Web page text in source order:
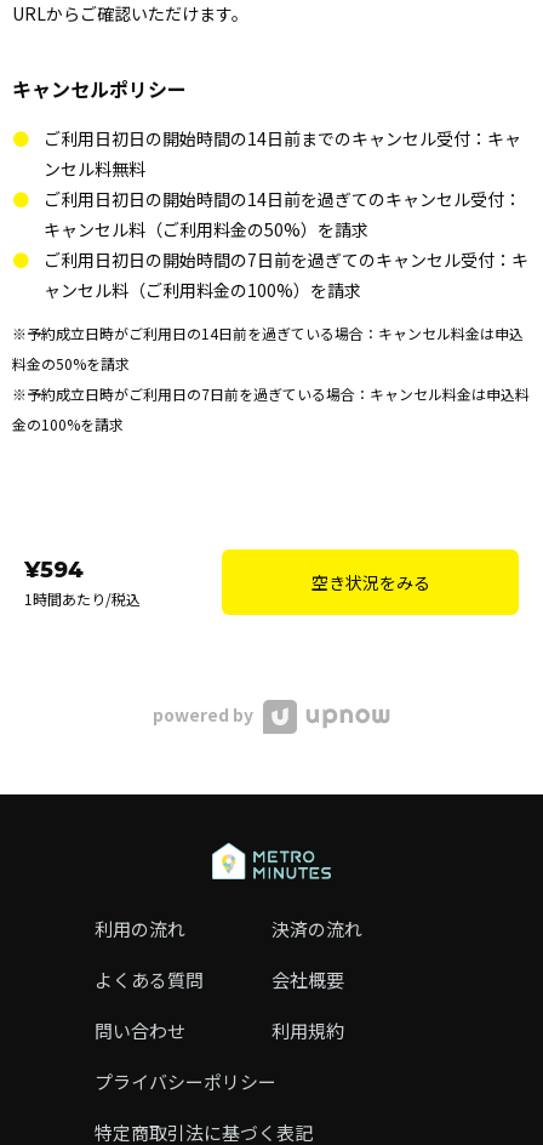
URLからご確認いただけます。
キャンセルポリシー
ご利用日初日の開始時間の14日前までのキャンセル受付：キャ
ンセル料無料
ご利用日初日の開始時間の14日前を過ぎてのキャンセル受付：
キャンセル料（ご利用料金の50%）を請求
ご利用日初日の開始時間の7日前を過ぎてのキャンセル受付：キ
ャンセル料（ご利用料金の100%）を請求
※予約成立日時がご利用日の14日前を過ぎている場合：キャンセル料金は申込
料金の50%を請求
※予約成立日時がご利用日の7日前を過ぎている場合：キャンセル料金は申込料
金の100%を請求
¥594
1時間あたり/税込
空き状況をみる
powered by
利用の流れ
決済の流れ
よくある質問
会社概要
問い合わせ
利用規約
プライバシーポリシー
特定商取引法に基づく表記